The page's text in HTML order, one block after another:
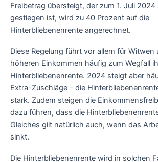
Freibetrag übersteigt, der zum 1. Juli 2024
gestiegen ist, wird zu 40 Prozent auf die
Hinterbliebenenrente angerechnet.
Diese Regelung führt vor allem für
höheren Einkommen häufig zum Wegfall
Hinterbliebenenrente. 2024 steigt aber
Extra-Zuschläge – die
stark. Zudem steigen die
dazu führen, dass die
Gleiches gilt natürlich auch, wenn das
sinkt.
Die Hinterbliebenenrente wird in solchen